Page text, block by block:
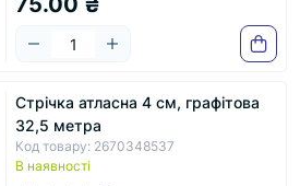
Стрічка атласна 4 см, графітова
32,5 метра
Код товару: 2670348537
В наявності